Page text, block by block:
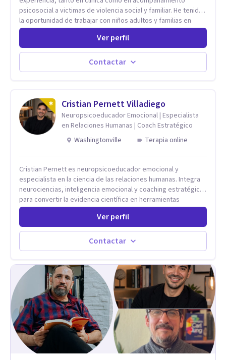
psicosocial a victimas de violencia social y familiar. He tenido
la oportunidad de trabajar con niños adultos y familias en
todos los espacios y esto me ha dado un una variedad de
aprendizajes que ahora pongo a tu disposicion. En la
actualidad puedo atenderte de manera presencial y/o virtual,
de lunes a sabado. el costo de cada sesión lo acordamos en
el primer contacto
Ver perfil
Contactar
Cristian Pernett Villadiego
Neuropsicoeducador Emocional | Especialista
en Relaciones Humanas | Coach Estratégico
Washingtonville
Terapia online
Cristian Pernett es neuropsicoeducador emocional y
especialista en la ciencia de las relaciones humanas. Integra
neurociencias, inteligencia emocional y coaching estratégico
para convertir la evidencia científica en herramientas
prácticas que mejoran la forma en que las personas viven,
aman, lideran y se comunican. Con más de 20 años de
experiencia, acompaña a personas, parejas y líderes en
procesos de desarrollo personal y profesional. Su trabajo se
centra en la regulación emocional, las relaciones de pareja, la
metodología combina psicología contemporánea,
neurociencias y estrategias de cambio basadas en evidencia
para fortalecer la autoestima, desarrollar habilidades
socioemocionales y promover cambios sostenibles. Como
divulgador científico, acerca la psicología y las neurociencias
a la vida cotidiana mediante contenidos claros, rigurosos y
aplicables, con el propósito de impulsar un bienestar integral.
Ver perfil
Contactar